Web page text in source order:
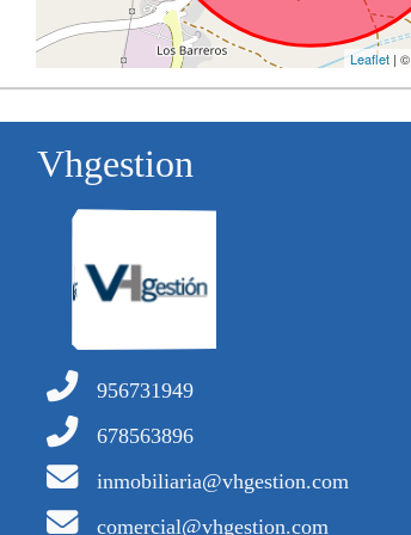
Leaflet | ©
Vhgestion
956731949
678563896
inmobiliaria@vhgestion.com
comercial@vhgestion.com